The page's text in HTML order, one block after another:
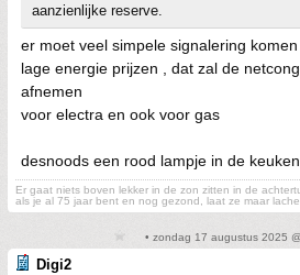
aanzienlijke reserve.
er moet veel simpele signalering
lage energie prijzen , dat zal de
afnemen
voor electra en ook voor gas
desnoods een rood lampje in de keuken
Er gaat niets boven lekker in de zon zitten in de
als je al 75 jaar bent en nog gezond, laat ze maar
• zondag 17 augustus 2025
Digi2